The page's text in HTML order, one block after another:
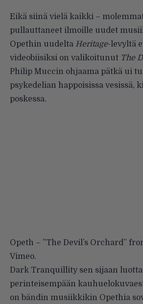
Eikä siinä vielä kaikki –
pullauttaneet ilmoille uudet
Opethin uudelta Heritage-levyltä
videobiisiksi on valikoitunut The
Philip Muccin ohjaama pätkä ui
psykedelian happoisissa vesissä,
poskessa.
Opeth – ”The Devil’s Orchard”
Vimeo.
Dark Tranquillity sen sijaan
perinteisempään
on bändin musiikkikin Opethia